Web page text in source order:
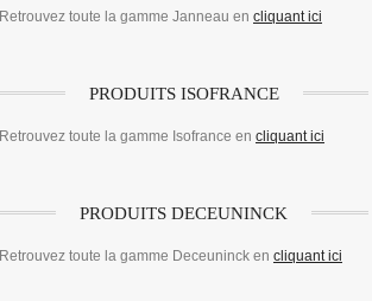
Retrouvez toute la gamme Janneau en cliquant ici
PRODUITS ISOFRANCE
Retrouvez toute la gamme Isofrance en cliquant ici
PRODUITS DECEUNINCK
Retrouvez toute la gamme Deceuninck en cliquant ici